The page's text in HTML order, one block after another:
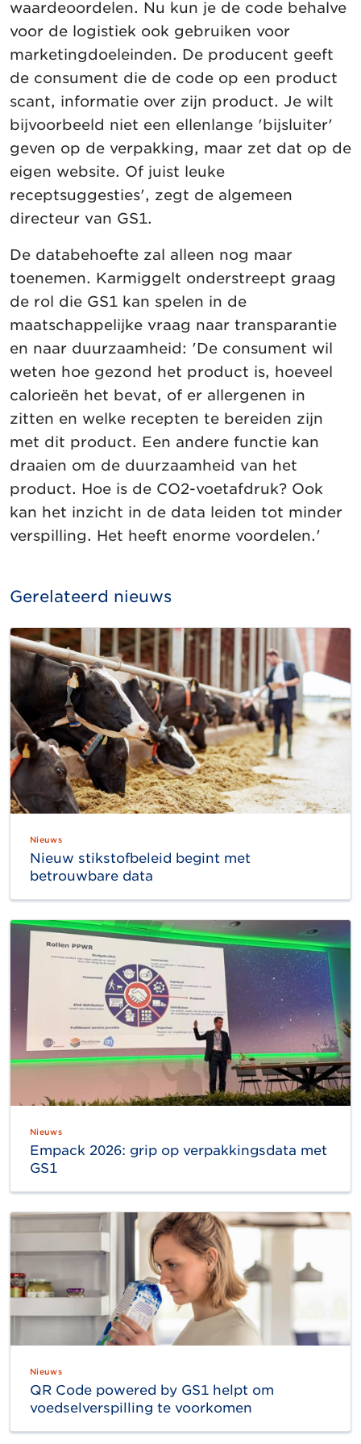
waardeoordelen. Nu kun je de code behalve
voor de logistiek ook gebruiken voor
marketingdoeleinden. De producent geeft
de consument die de code op een product
scant, informatie over zijn product. Je wilt
bijvoorbeeld niet een ellenlange 'bijsluiter'
geven op de verpakking, maar zet dat op de
eigen website. Of juist leuke
receptsuggesties', zegt de algemeen
directeur van GS1.
De databehoefte zal alleen nog maar
toenemen. Karmiggelt onderstreept graag
de rol die GS1 kan spelen in de
maatschappelijke vraag naar transparantie
en naar duurzaamheid: 'De consument wil
weten hoe gezond het product is, hoeveel
calorieën het bevat, of er allergenen in
zitten en welke recepten te bereiden zijn
met dit product. Een andere functie kan
draaien om de duurzaamheid van het
product. Hoe is de CO2-voetafdruk? Ook
kan het inzicht in de data leiden tot minder
verspilling. Het heeft enorme voordelen.'
Gerelateerd nieuws
Nieuws
Nieuw stikstofbeleid begint met
betrouwbare data
Nieuws
Empack 2026: grip op verpakkingsdata met
GS1
Nieuws
QR Code powered by GS1 helpt om
voedselverspilling te voorkomen